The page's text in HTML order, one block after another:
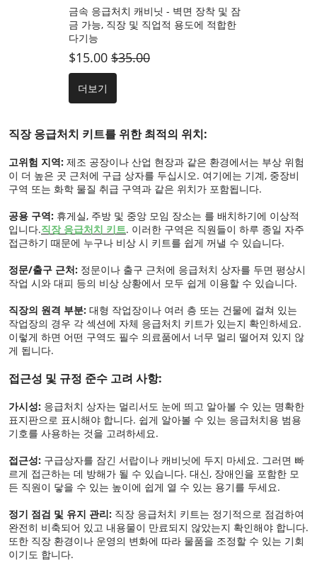
금속 응급처치 캐비닛 - 벽면 장착 및 잠
금 가능, 직장 및 직업적 용도에 적합한
다기능
$15.00 $35.00
더보기
직장 응급처치 키트를 위한 최적의 위치:
고위험 지역: 제조 공장이나 산업 현장과 같은 환경에서는 부상 위험
이 더 높은 곳 근처에 구급 상자를 두십시오. 여기에는 기계, 중장비
구역 또는 화학 물질 취급 구역과 같은 위치가 포함됩니다.
공용 구역: 휴게실, 주방 및 중앙 모임 장소는 를 배치하기에 이상적
입니다.직장 응급처치 키트. 이러한 구역은 직원들이 하루 종일 자주
접근하기 때문에 누구나 비상 시 키트를 쉽게 꺼낼 수 있습니다.
정문/출구 근처: 정문이나 출구 근처에 응급처치 상자를 두면 평상시
작업 시와 대피 등의 비상 상황에서 모두 쉽게 이용할 수 있습니다.
직장의 원격 부분: 대형 작업장이나 여러 층 또는 건물에 걸쳐 있는
작업장의 경우 각 섹션에 자체 응급처치 키트가 있는지 확인하세요.
이렇게 하면 어떤 구역도 필수 의료품에서 너무 멀리 떨어져 있지 않
게 됩니다.
접근성 및 규정 준수 고려 사항:
가시성: 응급처치 상자는 멀리서도 눈에 띄고 알아볼 수 있는 명확한
표지판으로 표시해야 합니다. 쉽게 알아볼 수 있는 응급처치용 범용
기호를 사용하는 것을 고려하세요.
접근성: 구급상자를 잠긴 서랍이나 캐비닛에 두지 마세요. 그러면 빠
르게 접근하는 데 방해가 될 수 있습니다. 대신, 장애인을 포함한 모
든 직원이 닿을 수 있는 높이에 쉽게 열 수 있는 용기를 두세요.
정기 점검 및 유지 관리: 직장 응급처치 키트는 정기적으로 점검하여
완전히 비축되어 있고 내용물이 만료되지 않았는지 확인해야 합니다.
또한 직장 환경이나 운영의 변화에 ​​따라 물품을 조정할 수 있는 기회
이기도 합니다.